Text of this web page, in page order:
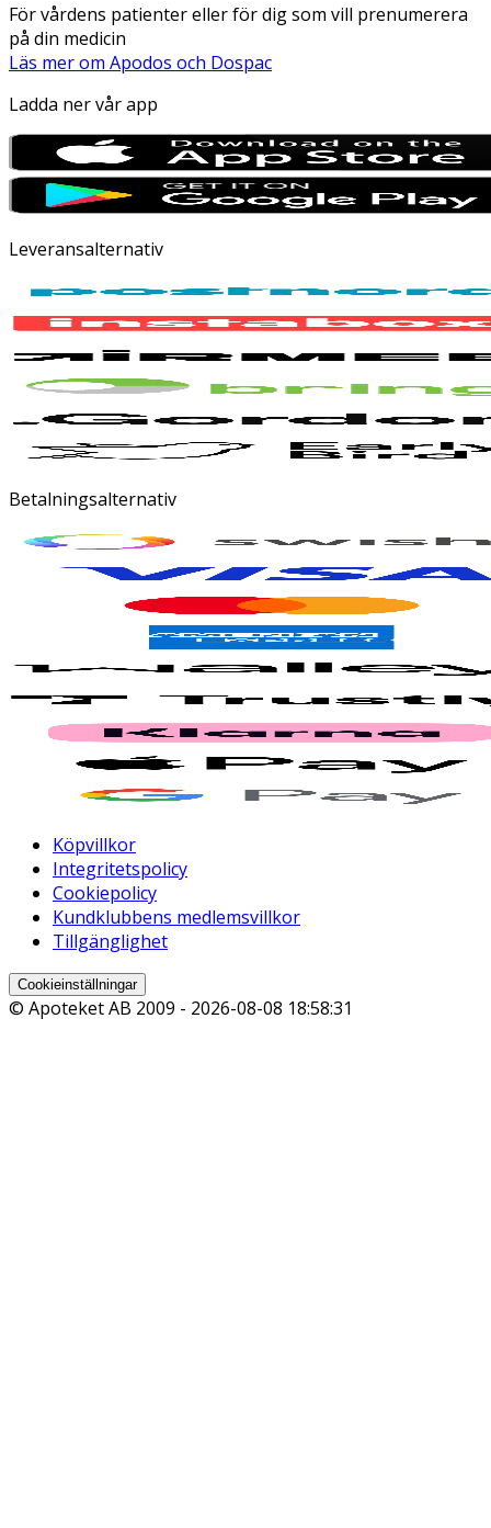
För vårdens patienter eller för dig som vill prenumerera
på din medicin
Läs mer om Apodos och Dospac
Ladda ner vår app
Leveransalternativ
Betalningsalternativ
Köpvillkor
Integritetspolicy
Cookiepolicy
Kundklubbens medlemsvillkor
Tillgänglighet
Cookieinställningar
© Apoteket AB 2009 - 2026-08-08 18:58:31